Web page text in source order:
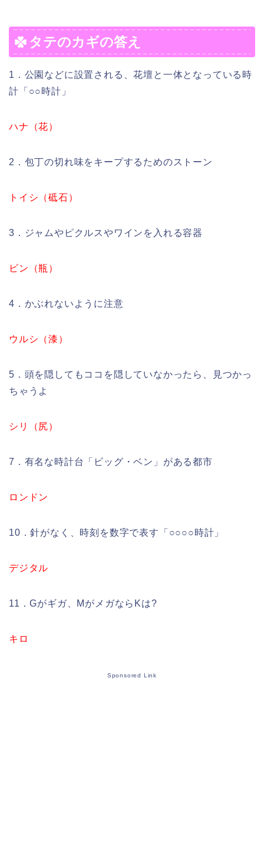
タテのカギの答え
1．公園などに設置される、花壇と一体となっている時
計「○○時計」
ハナ（花）
2．包丁の切れ味をキープするためのストーン
トイシ（砥石）
3．ジャムやピクルスやワインを入れる容器
ビン（瓶）
4．かぶれないように注意
ウルシ（漆）
5．頭を隠してもココを隠していなかったら、見つかっ
ちゃうよ
シリ（尻）
7．有名な時計台「ビッグ・ベン」がある都市
ロンドン
10．針がなく、時刻を数字で表す「○○○○時計」
デジタル
11．Gがギガ、MがメガならKは?
キロ
Sponsored Link